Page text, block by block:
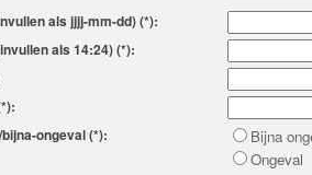
als jjjj-mm-dd) (*):
als 14:24) (*):
ongeval (*):
Bijna
Ongeval